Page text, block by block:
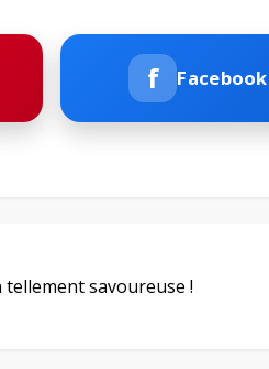
f Facebook
savoureuse !